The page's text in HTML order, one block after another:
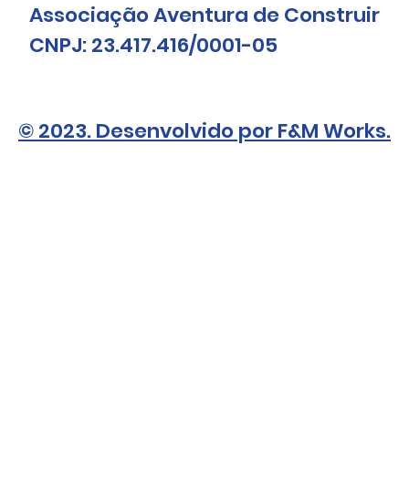
© 2023. Desenvolvido por F&M Works.
Associação Aventura de Construir
CNPJ: 23.417.416/0001-05